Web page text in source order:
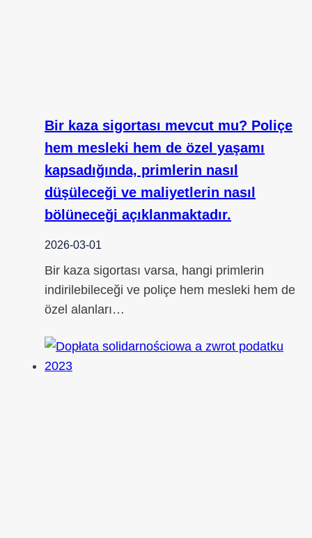
Bir kaza sigortası mevcut mu? Poliçe
hem mesleki hem de özel yaşamı
kapsadığında, primlerin nasıl
düşüleceği ve maliyetlerin nasıl
bölüneceği açıklanmaktadır.
2026-03-01
Bir kaza sigortası varsa, hangi primlerin
indirilebileceği ve poliçe hem mesleki hem de
özel alanları…